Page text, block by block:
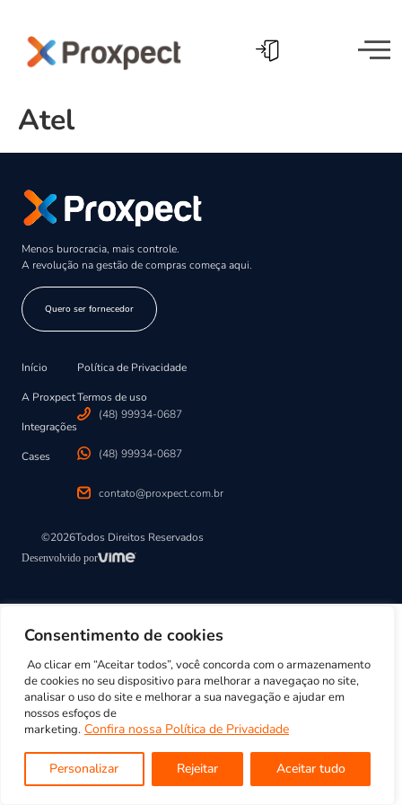
Consentimento de cookies
Ao clicar em “Aceitar todos”, você concorda com o armazenamento
de cookies no seu dispositivo para melhorar a navegaçao no site,
analisar o uso do site e melhorar a sua navegação e ajudar em
nossos esfoços de
marketing. Confira nossa Política de Privacidade
Personalizar Rejeitar Aceitar tudo
Atel
Menos burocracia, mais controle.
A revolução na gestão de compras começa aqui.
Quero ser fornecedor
Início
A Proxpect
Integrações
Cases
Política de Privacidade
Termos de uso
(48) 99934-0687
(48) 99934-0687
contato@proxpect.com.br
©2026Todos Direitos Reservados
Desenvolvido por